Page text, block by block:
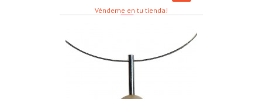
Véndeme en tu tienda!